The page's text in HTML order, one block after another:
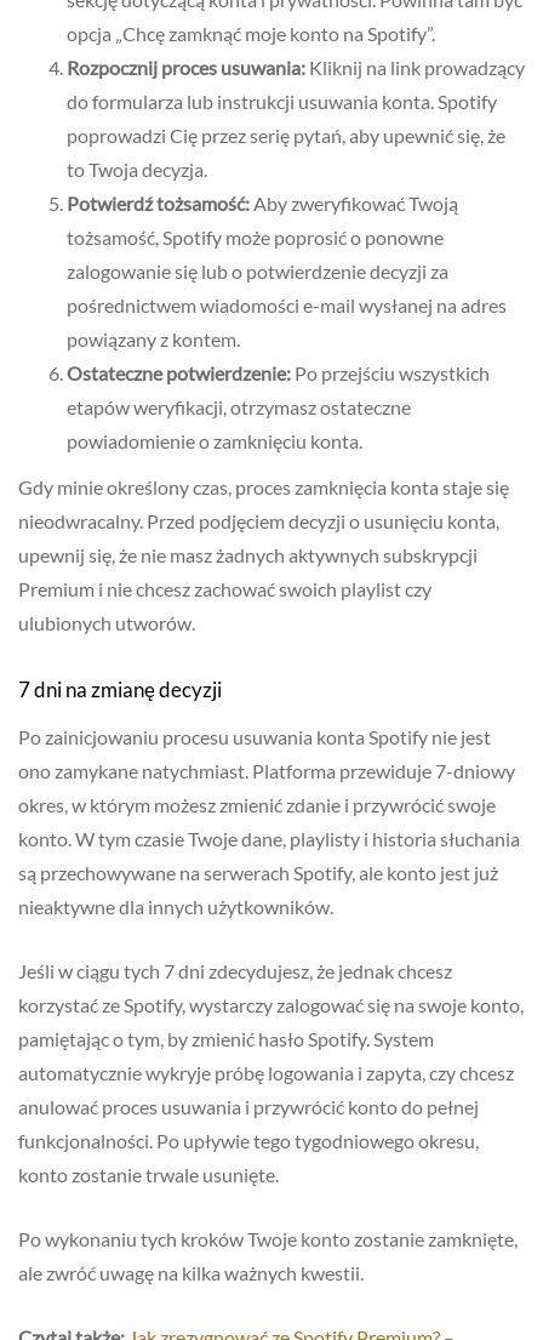
opcja „Chcę zamknąć moje konto na Spotify”.
Rozpocznij proces usuwania: Kliknij na link prowadzący
do formularza lub instrukcji usuwania konta. Spotify
poprowadzi Cię przez serię pytań, aby upewnić się, że
to Twoja decyzja.
Potwierdź tożsamość:Aby zweryfikować Twoją
tożsamość, Spotify może poprosić o ponowne
zalogowanie się lub o potwierdzenie decyzji za
pośrednictwem wiadomości e-mail wysłanej na adres
powiązany z kontem.
Ostateczne potwierdzenie: Po przejściu wszystkich
etapów weryfikacji, otrzymasz ostateczne
powiadomienie o zamknięciu konta.
Gdy minie określony czas, proces zamknięcia konta staje się
nieodwracalny. Przed podjęciem decyzji o usunięciu konta,
upewnij się, że nie masz żadnych aktywnych subskrypcji
Premium i nie chcesz zachować swoich playlist czy
ulubionych utworów.
7 dni na zmianę decyzji
Po zainicjowaniu procesu usuwania konta Spotify nie jest
ono zamykane natychmiast. Platforma przewiduje 7-dniowy
okres, w którym możesz zmienić zdanie i przywrócić swoje
konto. W tym czasie Twoje dane, playlisty i historia słuchania
są przechowywane na serwerach Spotify, ale konto jest już
nieaktywne dla innych użytkowników.
Jeśli w ciągu tych 7 dni zdecydujesz, że jednak chcesz
korzystać ze Spotify, wystarczy zalogować się na swoje konto,
pamiętając o tym, by zmienić hasło Spotify. System
automatycznie wykryje próbę logowania i zapyta, czy chcesz
anulować proces usuwania i przywrócić konto do pełnej
funkcjonalności. Po upływie tego tygodniowego okresu,
konto zostanie trwale usunięte.
Po wykonaniu tych kroków Twoje konto zostanie zamknięte,
ale zwróć uwagę na kilka ważnych kwestii.